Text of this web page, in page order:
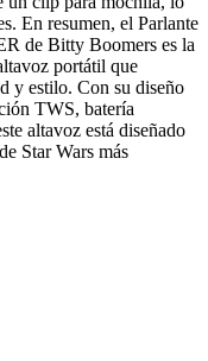
En resumen, el Parlante
de Bitty Boomers es la
portátil que
y estilo. Con su diseño
TWS, batería
altavoz está diseñado
Star Wars más